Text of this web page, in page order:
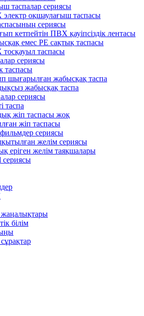
таспалар сериясы
оқшаулағыш таспасы
сериясы
кетпейтін ПВХ қауіпсіздік лентасы
емес PE сақтық таспасы
таспасы
сериясы
таспасы
шығарылған жабысқақ таспа
жабысқақ таспа
сериясы
таспа
жіп таспасы жоқ
жіп таспасы
сериясы
желім сериясы
еріген желім таяқшалары
сериясы
білім